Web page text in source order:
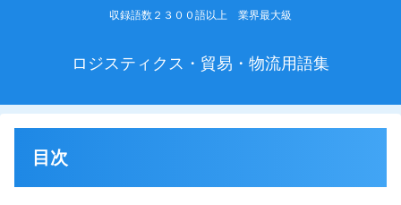
収録語数２３００語以上 業界最大級
ロジスティクス・貿易・物流用語集
目次